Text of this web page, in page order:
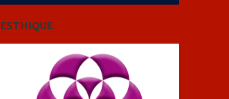
ESTHIQUE